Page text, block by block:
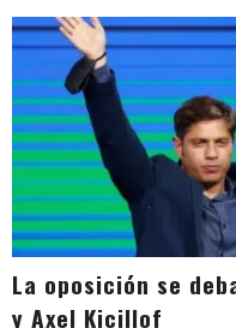
La oposición se
y Axel Kicillof